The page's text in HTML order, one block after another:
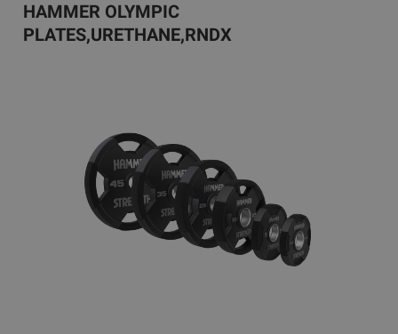
HAMMER OLYMPIC
PLATES,URETHANE,RNDX